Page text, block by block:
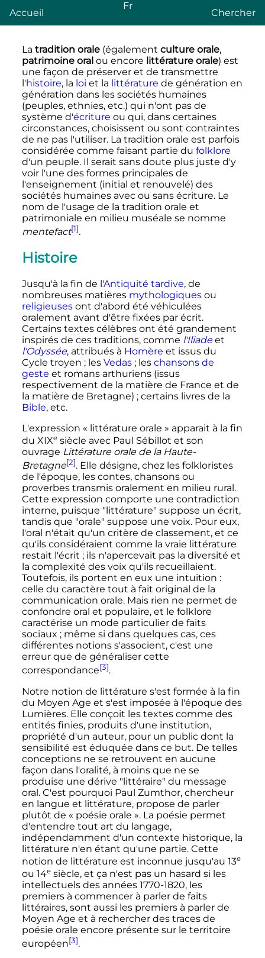
Accueil
Fr
Chercher
La tradition orale(également culture orale,
patrimoine oralou encore littérature orale) est
une façon de préserver et de transmettre
l'histoire, la loi et la littérature de génération en
génération dans les sociétés humaines
(peuples, ethnies, etc.) qui n'ont pas de
système d'écriture ou qui, dans certaines
circonstances, choisissent ou sont contraintes
de ne pas l'utiliser. La tradition orale est parfois
considérée comme faisant partie du folklore
d'un peuple. Il serait sans doute plus juste d'y
voir l'une des formes principales de
l'enseignement (initial et renouvelé) des
sociétés humaines avec ou sans écriture. Le
nom de l'usage de la tradition orale et
patrimoniale en milieu muséale se nomme
mentefact[1].
Histoire
Jusqu'à la fin de l'Antiquité tardive, de
nombreuses matières mythologiquesou
religieusesont d'abord été véhiculées
oralement avant d'être fixées par écrit.
Certains textes célèbres ont été grandement
inspirés de ces traditions, comme l'Iliadeet
l'Odyssée, attribués à Homère et issus du
Cycle troyen ; les Vedas ; les chansons de
geste et romans arthuriens (issus
respectivement de la matière de France et de
la matière de Bretagne) ; certains livres de la
Bible, etc.
L'expression « littérature orale » apparait à la fin
du XIXe siècle avec Paul Sébillot et son
ouvrage Littérature orale de la Haute-
Bretagne[2]. Elle désigne, chez les folkloristes
de l'époque, les contes, chansons ou
proverbes transmis oralement en milieu rural.
Cette expression comporte une contradiction
interne, puisque "littérature" suppose un écrit,
tandis que "orale" suppose une voix. Pour eux,
l'oral n'était qu'un critère de classement, et ce
qu'ils considéraient comme la vraie littérature
restait l'écrit ; ils n'apercevait pas la diversité et
la complexité des voix qu'ils recueillaient.
Toutefois, ils portent en eux une intuition :
celle du caractère tout à fait original de la
communication orale. Mais rien ne permet de
confondre oral et populaire, et le folklore
caractérise un mode particulier de faits
sociaux ; même si dans quelques cas, ces
différentes notions s'associent, c'est une
erreur que de généraliser cette
correspondance[3].
Notre notion de littérature s'est formée à la fin
du Moyen Age et s'est imposée à l'époque des
Lumières. Elle conçoit les textes comme des
entités finies, produits d'une institution,
propriété d'un auteur, pour un public dont la
sensibilité est éduquée dans ce but. De telles
conceptions ne se retrouvent en aucune
façon dans l'oralité, à moins que ne se
produise une dérive "littéraire" du message
oral. C'est pourquoi Paul Zumthor, chercheur
en langue et littérature, propose de parler
plutôt de « poésie orale ». La poésie permet
d'entendre tout art du langage,
indépendamment d'un contexte historique, la
littérature n'en étant qu'une partie. Cette
notion de littérature est inconnue jusqu'au 13e
ou 14e siècle, et ça n'est pas un hasard si les
intellectuels des années 1770-1820, les
premiers à commencer à parler de faits
littéraires, sont aussi les premiers à parler de
Moyen Age et à rechercher des traces de
poésie orale encore présente sur le territoire
européen[3].